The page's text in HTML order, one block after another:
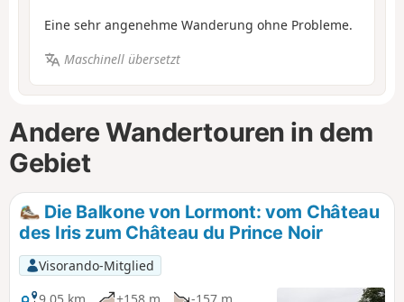
Eine sehr angenehme Wanderung ohne Probleme.
Maschinell übersetzt
Andere Wandertouren in dem
Gebiet
Die Balkone von Lormont: vom Château
des Iris zum Château du Prince Noir
Visorando-Mitglied